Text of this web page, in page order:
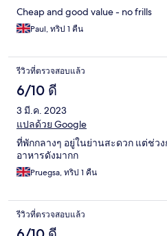
Cheap and good value - no frills
Paul, ทริป 1 คืน
รีวิวที่ตรวจสอบแล้ว
6/10 ดี
3 มี.ค. 2023
แปลด้วย Google
ที่พักกลางๆ อยู่ในย่านสะดวก แต่ช่ว
อาหารดังมากก
Pruegsa, ทริป 1 คืน
รีวิวที่ตรวจสอบแล้ว